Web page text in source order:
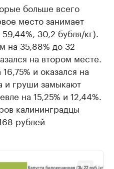
больше всего
место занимает
30,2 бубля/кг).
на 35,88% до 32
на втором месте.
и оказался на
и груши замыкают
на 15,25% и 12,44%.
калининградцы
рублей